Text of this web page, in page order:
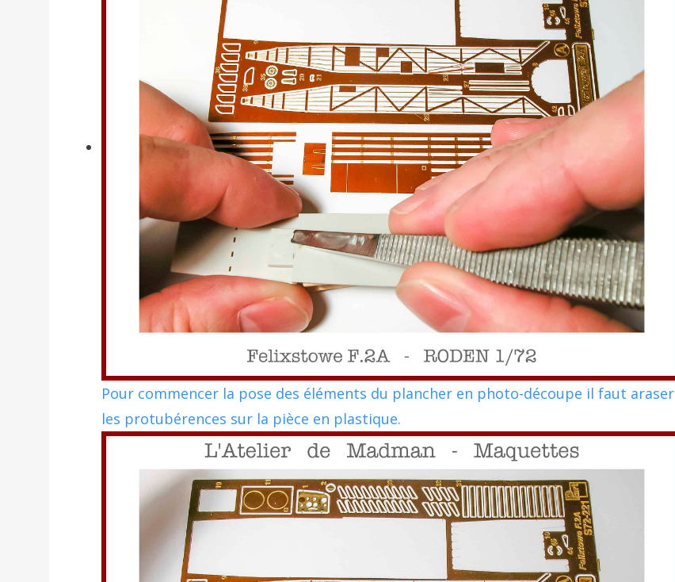
Pour commencer la pose des éléments du plancher en photo-découpe il faut araser
les protubérences sur la pièce en plastique.